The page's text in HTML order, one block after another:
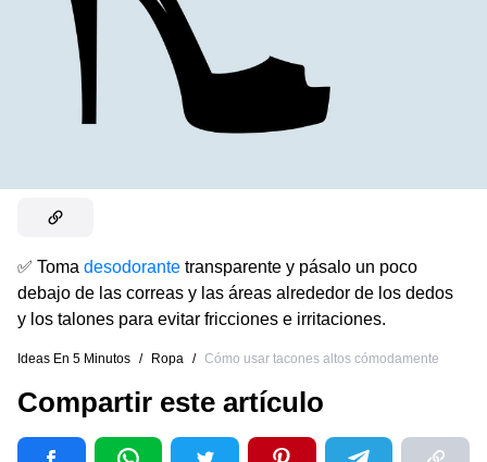
✅ Toma desodorante transparente y pásalo un poco
debajo de las correas y las áreas alrededor de los dedos
y los talones para evitar fricciones e irritaciones.
Ideas En 5 Minutos / Ropa / Cómo usar tacones altos cómodamente
Compartir este artículo